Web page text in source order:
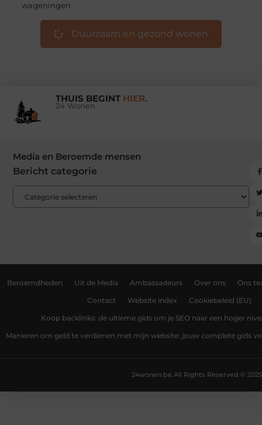
wageningen
Duurzaam en gezond wonen
THUIS BEGINT HIER.
24 Wonen
Media en Beroemde mensen
Bericht categorie
Beroemdheden Uit de Media Ambassadeurs Over ons Ons
Contact Website index Cookiebeleid (EU)
Koop backlinks: de ultieme gids om je SEO naar een hoger
Manieren om geld te verdienen met mijn website: jouw complete gids
All Rights Reserved © 2025
24wonen.be.